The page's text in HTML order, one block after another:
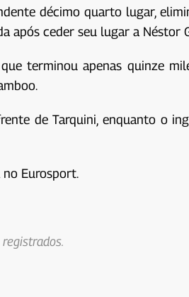
décimo quarto lugar,
ceder seu lugar a Néstor
terminou apenas quinze
de Tarquini, enquanto o
Eurosport.